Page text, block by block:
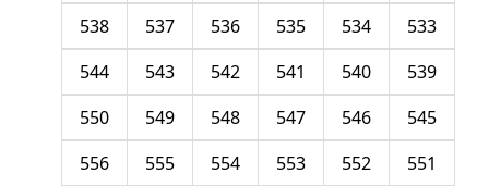
533
534
535
536
537
538
539
540
541
542
543
544
545
546
547
548
549
550
551
552
553
554
555
556